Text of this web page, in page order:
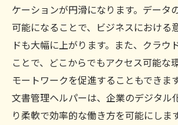
ケーションが円滑になります。データ
可能になることで、ビジネスにおける
ドも大幅に上がります。また、クラウ
ことで、どこからでもアクセス可能な
モートワークを促進することもできま
文書管理ヘルパーは、企業のデジタル
り柔軟で効率的な働き方を可能にします